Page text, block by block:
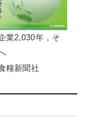
業2,030年，そ
糧新聞社